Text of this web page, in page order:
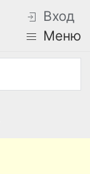
Вход
Меню